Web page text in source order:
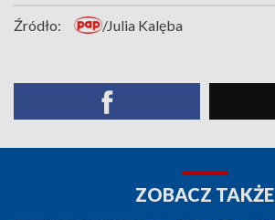
Źródło: /Julia Kalęba
ZOBACZ TAKŻE